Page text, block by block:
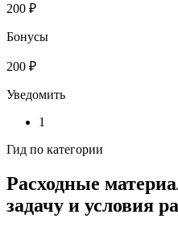
200 ₽
Бонусы
200 ₽
Уведомить
1
Гид по категории
Расходные
задачу и условия